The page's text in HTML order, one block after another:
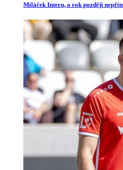
Miláček Interu, o rok později